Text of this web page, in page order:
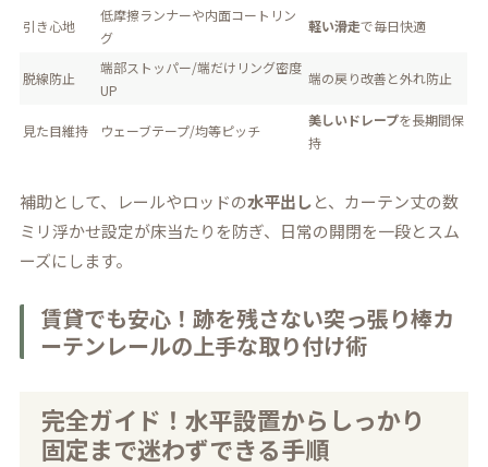
引き心地
低摩擦ランナーや内面コートリン
グ
軽い滑走で毎日快適
脱線防止
端部ストッパー/端だけリング密度
UP
端の戻り改善と外れ防止
見た目維持 ウェーブテープ/均等ピッチ
美しいドレープを長期間保
持
補助として、レールやロッドの水平出しと、カーテン丈の数
ミリ浮かせ設定が床当たりを防ぎ、日常の開閉を一段とスム
ーズにします。
賃貸でも安心！跡を残さない突っ張り棒カ
ーテンレールの上手な取り付け術
完全ガイド！水平設置からしっかり
固定まで迷わずできる手順